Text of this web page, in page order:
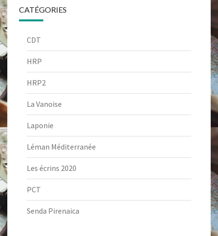
CATÉGORIES
CDT
HRP
HRP2
La Vanoise
Laponie
Léman Méditerranée
Les écrins 2020
PCT
Senda Pirenaica